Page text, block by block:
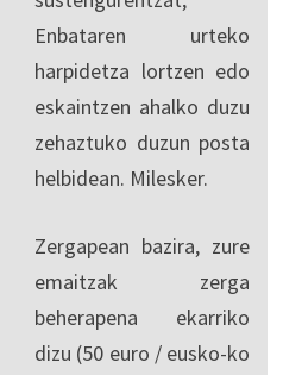
Enbataren urteko
harpidetza lortzen edo
eskaintzen ahalko duzu
zehaztuko duzun posta
helbidean. Milesker.
Zergapean bazira, zure
emaitzak zerga
beherapena ekarriko
dizu (50 euro / eusko-ko